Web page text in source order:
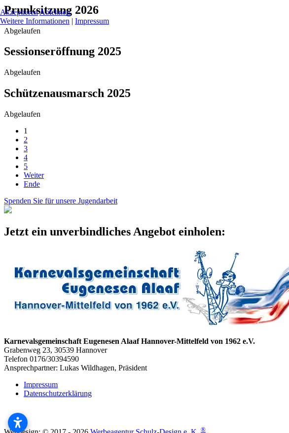
Prunksitzung 2026
Abgelaufen
Sessionseröffnung 2025
Abgelaufen
Schützenausmarsch 2025
Abgelaufen
1
2
3
4
5
Weiter
Ende
Spenden Sie für unsere Jugendarbeit
Jetzt ein unverbindliches Angebot einholen:
Karnevalsgemeinschaft Eugenesen Alaaf Hannover-Mittelfeld von 1962 e.V.
Grabenweg 23, 30539 Hannover
Telefon 0176/30394590
Ansprechpartner: Lukas Wildhagen, Präsident
Impressum
Datenschutzerklärung
®
AkzeptierenAblehnen
Weitere Informationen | Impressum